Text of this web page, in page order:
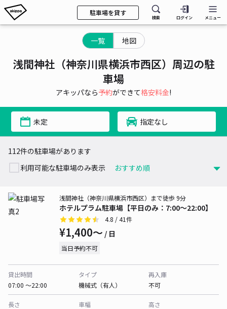
駐車場を貸す
検索 ログイン メニュー
一覧 地図
浅間神社（神奈川県横浜市西区）周辺の駐
車場
アキッパなら予約ができて格安料金!
未定 指定なし
112件の駐車場があります
利用可能な駐車場のみ表示
ホテルプラム駐車場【平日のみ：7:00～22:00】
浅間神社（神奈川県横浜市西区）まで徒歩 9分
4.8 / 41件
¥1,400〜 / 日
当日予約不可
貸出時間
07:00 〜22:00
タイプ
機械式（有人）
再入庫
不可
長さ
車幅
高さ